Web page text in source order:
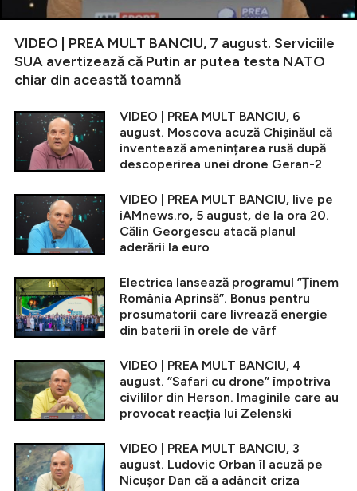
VIDEO | PREA MULT BANCIU, 7 august. Serviciile
SUA avertizează că Putin ar putea testa NATO
chiar din această toamnă
VIDEO | PREA MULT BANCIU, 6
august. Moscova acuză Chișinăul că
inventează amenințarea rusă după
descoperirea unei drone Geran-2
VIDEO | PREA MULT BANCIU, live pe
iAMnews.ro, 5 august, de la ora 20.
Călin Georgescu atacă planul
aderării la euro
Electrica lansează programul ”Ținem
România Aprinsă”. Bonus pentru
prosumatorii care livrează energie
din baterii în orele de vârf
VIDEO | PREA MULT BANCIU, 4
august. ”Safari cu drone” împotriva
civililor din Herson. Imaginile care au
provocat reacția lui Zelenski
VIDEO | PREA MULT BANCIU, 3
august. Ludovic Orban îl acuză pe
Nicușor Dan că a adâncit criza